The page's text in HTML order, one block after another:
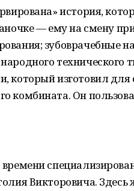
история,
— ему на смену
зубоврачебные
технического
который изготовил для
комбината. Он
Викторовича.